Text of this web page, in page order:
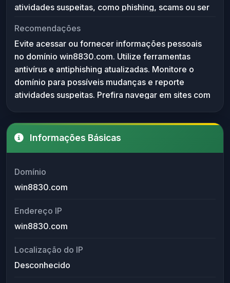
atividades suspeitas, como phishing, scams ou ser
maliciosa. Recomenda-se cautela ao acessar este
domínio, evitar fornecer dados pessoais e utilizar
ferramentas de segurança para monitoramento.
Recomendações
Evite acessar ou fornecer informações pessoais
no domínio win8830.com. Utilize ferramentas
antivírus e antiphishing atualizadas. Monitore o
domínio para possíveis mudanças e reporte
atividades suspeitas. Prefira navegar em sites com
nome configurados.
Informações Básicas
Domínio
win8830.com
Endereço IP
win8830.com
Localização do IP
Desconhecido